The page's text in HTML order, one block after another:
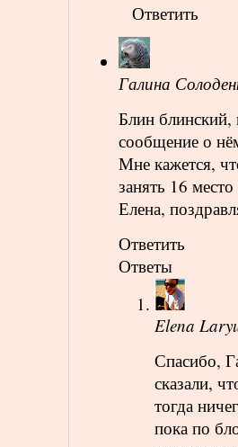
Ответить
Галина
Блин блинский,
сообщение о
Мне кажется,
занять 16
Елена,
Ответить
Ответы
Elena
Спасибо,
сказали,
тогда
пока по